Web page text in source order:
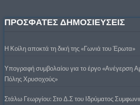
ΠΡΟΣΦΑΤΕΣ ΔΗΜΟΣΙΕΥΣΕΙΣ
Η Κοίλη αποκτά τη δική της «Γωνιά του Έρωτα»
Υπογραφή συμβολαίου για το έργο «Ανέγερση
Πόλης Χρυσοχούς»
Στάλω Γεωργίου: Στο Δ.Σ του Ιδρύματος